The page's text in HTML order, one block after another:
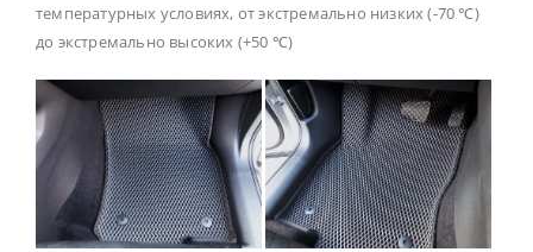
температурных условиях, от экстремально низких (-70 ℃)
до экстремально высоких (+50 ℃)